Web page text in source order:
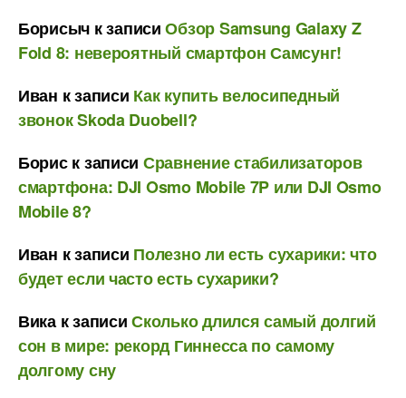
Борисыч к записиОбзор Samsung Galaxy Z
Fold 8: невероятный смартфон Самсунг!
Иван к записи Как купить велосипедный
звонок Skoda Duobell?
Бориск записи Сравнение стабилизаторов
смартфона: DJI Osmo Mobile 7P или DJI Osmo
Mobile 8?
Иван к записи Полезно ли есть сухарики: что
будет если часто есть сухарики?
Викак записиСколько длился самый долгий
сон в мире: рекорд Гиннесса по самому
долгому сну